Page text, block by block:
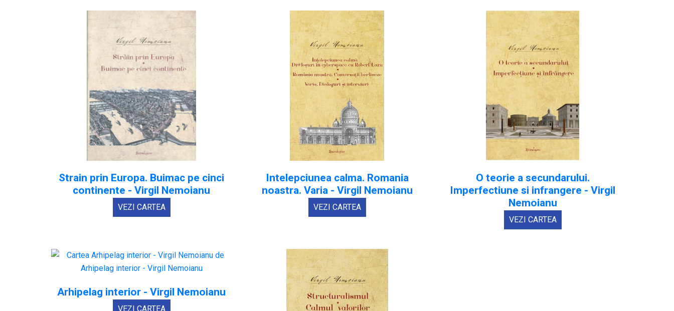
Strain prin Europa. Buimac pe cinci
continente - Virgil Nemoianu
VEZI CARTEA
Intelepciunea calma. Romania
noastra. Varia - Virgil Nemoianu
VEZI CARTEA
O teorie a secundarului.
Imperfectiune si infrangere - Virgil
Nemoianu
VEZI CARTEA
Arhipelag interior - Virgil Nemoianu
VEZI CARTEA